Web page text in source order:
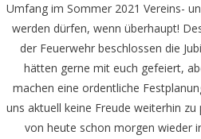
Umfang im Sommer 2021 Vereins-
werden dürfen, wenn überhaupt!
der Feuerwehr beschlossen die
hätten gerne mit euch gefeiert,
machen eine ordentliche
uns aktuell keine Freude weiterhin
von heute schon morgen wieder